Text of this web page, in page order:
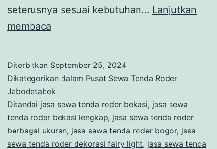
seterusnya sesuai kebutuhan… Lanjutkan
membaca
TERBAIK
SEWA
TENDA
RODER
LENGKAP
Diterbitkan September 25, 2024
Dikategorikan dalam Pusat Sewa Tenda Roder
Jabodetabek
Ditandai jasa sewa tenda roder bekasi, jasa sewa
tenda roder bekasi lengkap, jasa sewa tenda roder
berbagai ukuran, jasa sewa tenda roder bogor, jasa
sewa tenda roder dekorasi fairy light, jasa sewa tenda